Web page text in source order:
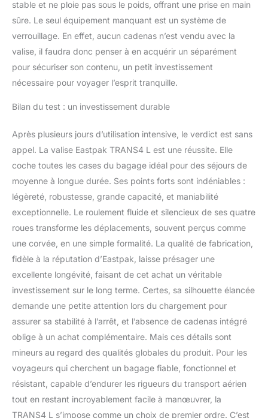
stable et ne ploie pas sous le poids, offrant une prise en main
sûre. Le seul équipement manquant est un système de
verrouillage. En effet, aucun cadenas n’est vendu avec la
valise, il faudra donc penser à en acquérir un séparément
pour sécuriser son contenu, un petit investissement
nécessaire pour voyager l’esprit tranquille.
Bilan du test : un investissement durable
Après plusieurs jours d’utilisation intensive, le verdict est sans
appel. La valise Eastpak TRANS4 L est une réussite. Elle
coche toutes les cases du bagage idéal pour des séjours de
moyenne à longue durée. Ses points forts sont indéniables :
légèreté, robustesse, grande capacité, et maniabilité
exceptionnelle. Le roulement fluide et silencieux de ses quatre
roues transforme les déplacements, souvent perçus comme
une corvée, en une simple formalité. La qualité de fabrication,
fidèle à la réputation d’Eastpak, laisse présager une
excellente longévité, faisant de cet achat un véritable
investissement sur le long terme. Certes, sa silhouette élancée
demande une petite attention lors du chargement pour
assurer sa stabilité à l’arrêt, et l’absence de cadenas intégré
oblige à un achat complémentaire. Mais ces détails sont
mineurs au regard des qualités globales du produit. Pour les
voyageurs qui cherchent un bagage fiable, fonctionnel et
résistant, capable d’endurer les rigueurs du transport aérien
tout en restant incroyablement facile à manœuvrer, la
TRANS4 L s’impose comme un choix de premier ordre. C’est